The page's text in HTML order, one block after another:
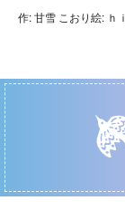
作: 甘雪 こおり絵: ｈ